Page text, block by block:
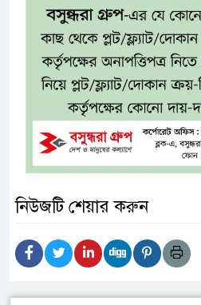
নিউজটি শেয়ার করুন